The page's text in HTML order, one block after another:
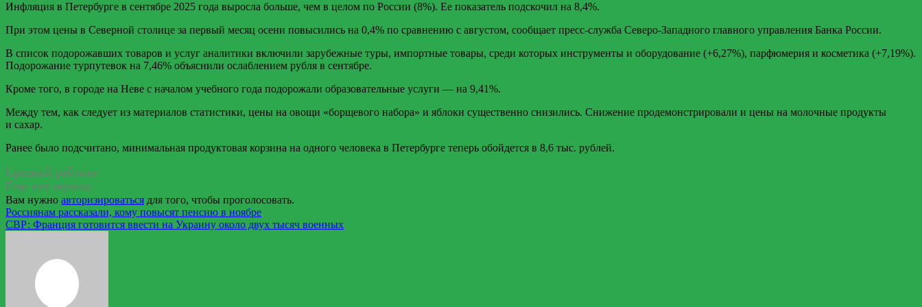
Инфляция в Петербурге в сентябре 2025 года выросла больше, чем в целом по России (8%). Ее показатель подскочил на 8,4%.
При этом цены в Северной столице за первый месяц осени повысились на 0,4% по сравнению с августом, сообщает пресс-служба Северо-Западного главного управления Банка России.
В список подорожавших товаров и услуг аналитики включили зарубежные туры, импортные товары, среди которых инструменты и оборудование (+6,27%), парфюмерия и косметика (+7,19%).
Подорожание турпутевок на 7,46% объяснили ослаблением рубля в сентябре.
Кроме того, в городе на Неве с началом учебного года подорожали образовательные услуги — на 9,41%.
Между тем, как следует из материалов статистики, цены на овощи «борщевого набора» и яблоки существенно снизились. Снижение продемонстрировали и цены на молочные продукты
и сахар.
Ранее было подсчитано, минимальная продуктовая корзина на одного человека в Петербурге теперь обойдется в 8,6 тыс. рублей.
Средний рейтинг
Еще нет оценок
Вам нужно авторизироваться для того, чтобы проголосовать.
Навигация
по
Россиянам рассказали, кому повысят пенсию в ноябре
СВР: Франция готовится ввести на Украину около двух тысяч военных